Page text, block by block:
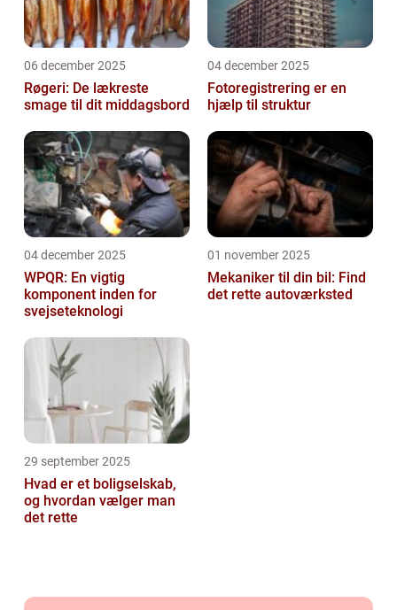
06 december 2025
Røgeri: De lækreste
smage til dit middagsbord
04 december 2025
Fotoregistrering er en
hjælp til struktur
04 december 2025
WPQR: En vigtig
komponent inden for
svejseteknologi
01 november 2025
Mekaniker til din bil: Find
det rette autoværksted
29 september 2025
Hvad er et boligselskab,
og hvordan vælger man
det rette